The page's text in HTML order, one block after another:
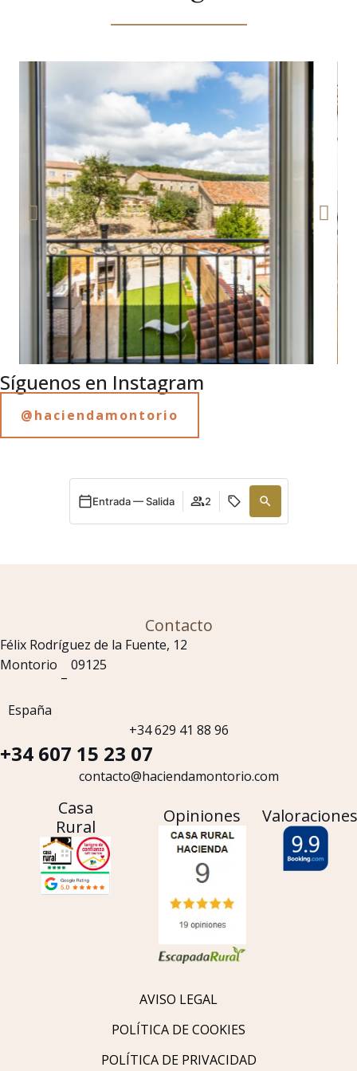
Síguenos en Instagram
@haciendamontorio
Entrada — Salida 2
Contacto
Félix Rodríguez de la Fuente, 12
Montorio
–
09125
España
+34 629 41 88 96
+34 607 15 23 07
contacto@haciendamontorio.com
Casa
Rural
Opiniones Valoraciones
AVISO LEGAL
POLÍTICA DE COOKIES
POLÍTICA DE PRIVACIDAD